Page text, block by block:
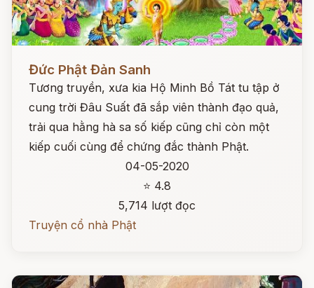
Đức Phật Đản Sanh
Tương truyền, xưa kia Hộ Minh Bồ Tát tu tập ở
cung trời Đâu Suất đã sắp viên thành đạo quả,
trải qua hằng hà sa số kiếp cũng chỉ còn một
kiếp cuối cùng để chứng đắc thành Phật.
04-05-2020
⭐ 4.8
5,714 lượt đọc
Truyện cổ nhà Phật